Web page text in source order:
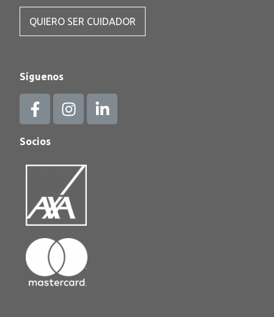
QUIERO SER CUIDADOR
Síguenos
Socios